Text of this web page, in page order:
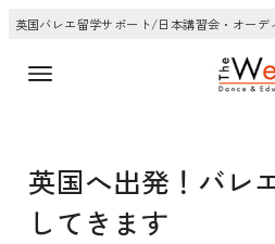
英国バレエ留学サポート/日本講習会・オーデ
英国へ出発！バレ
してきます